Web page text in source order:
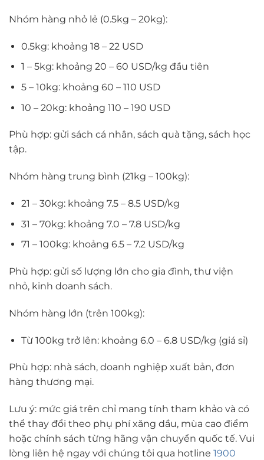
Nhóm hàng nhỏ lẻ (0.5kg – 20kg):
0.5kg: khoảng 18 – 22 USD
1 – 5kg: khoảng 20 – 60 USD/kg đầu tiên
5 – 10kg: khoảng 60 – 110 USD
10 – 20kg: khoảng 110 – 190 USD
Phù hợp: gửi sách cá nhân, sách quà tặng, sách học
tập.
Nhóm hàng trung bình (21kg – 100kg):
21 – 30kg: khoảng 7.5 – 8.5 USD/kg
31 – 70kg: khoảng 7.0 – 7.8 USD/kg
71 – 100kg: khoảng 6.5 – 7.2 USD/kg
Phù hợp: gửi số lượng lớn cho gia đình, thư viện
nhỏ, kinh doanh sách.
Nhóm hàng lớn (trên 100kg):
Từ 100kg trở lên: khoảng 6.0 – 6.8 USD/kg (giá sỉ)
Phù hợp: nhà sách, doanh nghiệp xuất bản, đơn
hàng thương mại.
Lưu ý: mức giá trên chỉ mang tính tham khảo và có
thể thay đổi theo phụ phí xăng dầu, mùa cao điểm
hoặc chính sách từng hãng vận chuyển quốc tế. Vui
lòng liên hệ ngay với chúng tôi qua hotline 1900